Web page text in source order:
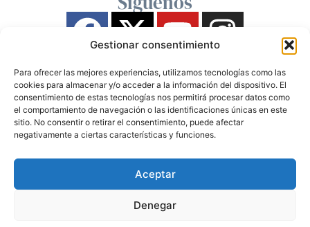
Gestionar consentimiento
Para ofrecer las mejores experiencias, utilizamos tecnologías como las
cookies para almacenar y/o acceder a la información del dispositivo. El
consentimiento de estas tecnologías nos permitirá procesar datos como
el comportamiento de navegación o las identificaciones únicas en este
sitio. No consentir o retirar el consentimiento, puede afectar
negativamente a ciertas características y funciones.
Aceptar
Denegar